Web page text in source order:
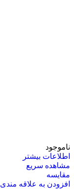
ناموجود
اطلاعات بیشتر
مشاهده سریع
مقایسه
افزودن به علاقه مندی